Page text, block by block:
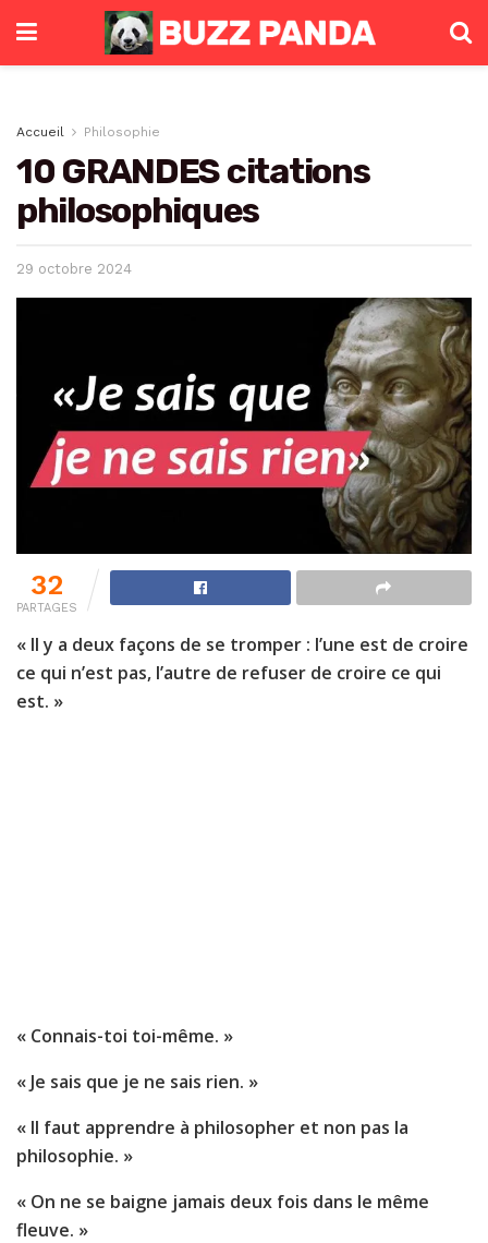
Accueil Philosophie
10 GRANDES citations
philosophiques
29 octobre 2024
32
PARTAGES
« Il y a deux façons de se tromper : l’une est de croire
ce qui n’est pas, l’autre de refuser de croire ce qui
est. »
« Connais-toi toi-même. »
« Je sais que je ne sais rien. »
« Il faut apprendre à philosopher et non pas la
philosophie. »
« On ne se baigne jamais deux fois dans le même
fleuve. »